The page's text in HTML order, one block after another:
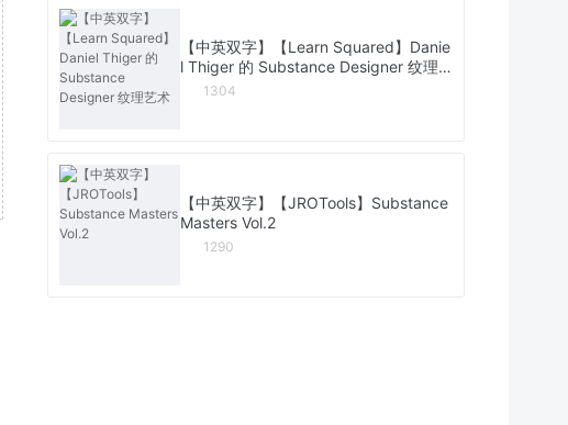
【中英双字】【Learn Squared】Danie
l Thiger 的 Substance Designer 纹理
艺术1304
【中英双字】【JROTools】Substance
Masters Vol.2
1290